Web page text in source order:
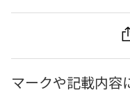
マークや記載内容